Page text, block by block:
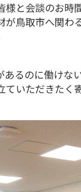
と会談のお
鳥取市へ関
るのに働け
いただきたく